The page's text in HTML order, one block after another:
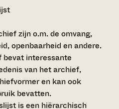
zijn o.m. de omvang,
openbaarheid en andere.
bevat interessante
van het archief,
en kan ook
bevatten.
is een hiërarchisch